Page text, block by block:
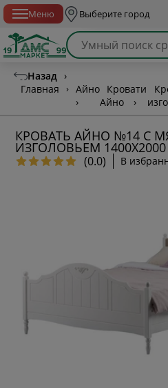
Меню Выберите город
Назад ›
Главная
› Айно
›
Кровати
Айно
›
КРОВАТЬ АЙНО №14 С
ИЗГОЛОВЬЕМ 1400Х2000
(0.0) В